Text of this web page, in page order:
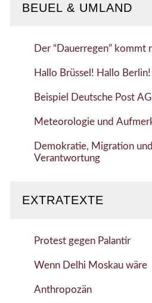
BEUEL & UMLAND
Der “Dauerregen” kommt
Hallo Brüssel! Hallo Berlin!
Beispiel Deutsche Post AG
Meteorologie und
Demokratie, Migration
Verantwortung
EXTRATEXTE
Protest gegen Palantir
Wenn Delhi Moskau wäre
Anthropozän